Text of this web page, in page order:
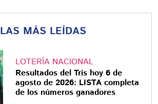
LAS MÁS LEÍDAS
LOTERÍA NACIONAL
Resultados del Tris hoy 6 de
agosto de 2026: LISTA completa
de los números ganadores